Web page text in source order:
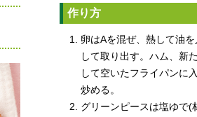
作り方
卵はAを混ぜ、熱して油
して取り出す。ハム、新
して空いたフライパンに
炒める。
グリーンピースは塩ゆで(